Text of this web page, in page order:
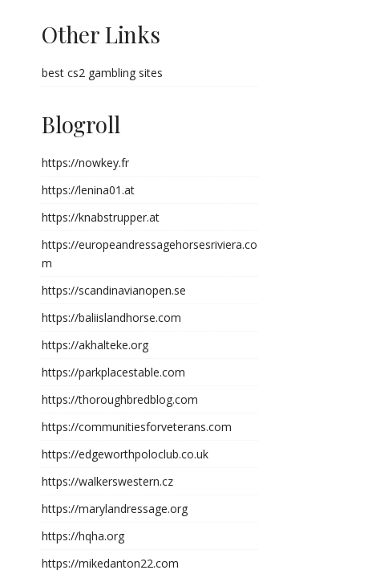
Other Links
best cs2 gambling sites
Blogroll
https://nowkey.fr
https://lenina01.at
https://knabstrupper.at
https://europeandressagehorsesriviera.co
m
https://scandinavianopen.se
https://baliislandhorse.com
https://akhalteke.org
https://parkplacestable.com
https://thoroughbredblog.com
https://communitiesforveterans.com
https://edgeworthpoloclub.co.uk
https://walkerswestern.cz
https://marylandressage.org
https://hqha.org
https://mikedanton22.com